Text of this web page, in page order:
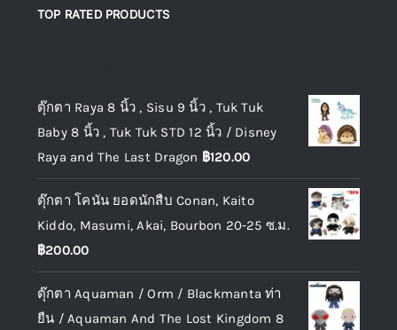
TOP RATED PRODUCTS
ตุ๊กตา Raya 8 นิ้ว , Sisu 9 นิ้ว , Tuk Tuk
Baby 8 นิ้ว , Tuk Tuk STD 12 นิ้ว / Disney
Raya and The Last Dragon ฿120.00
ตุ๊กตา โคนัน ยอดนักสืบ Conan, Kaito
Kiddo, Masumi, Akai, Bourbon 20-25 ซ.ม.
฿200.00
ตุ๊กตา Aquaman / Orm / Blackmanta ท่า
ยืน / Aquaman And The Lost Kingdom 8